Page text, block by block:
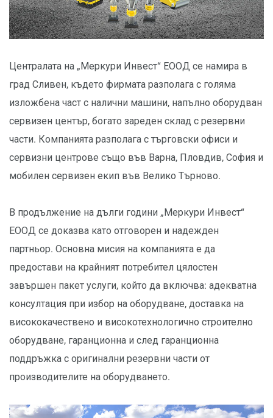
Централата на „Меркури Инвест“ ЕООД се намира в
град Сливен, където фирмата разполага с голяма
изложбена част с налични машини, напълно оборудван
сервизен център, богато зареден склад с резервни
части. Компанията разполага с търговски офиси и
сервизни центрове също във Варна, Пловдив, София и
мобилен сервизен екип във Велико Търново.
В продължение на дълги години „Меркури Инвест“
ЕООД се доказва като отговорен и надежден
партньор. Основна мисия на компанията е да
предостави на крайният потребител цялостен
завършен пакет услуги, който да включва: адекватна
консултация при избор на оборудване, доставка на
висококачествено и високотехнологично строително
оборудване, гаранционна и след гаранционна
поддръжка с оригинални резервни части от
производителите на оборудването.